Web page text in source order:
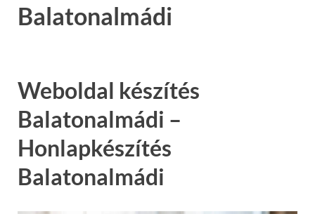
Balatonalmádi
Weboldal készítés
Balatonalmádi –
Honlapkészítés
Balatonalmádi